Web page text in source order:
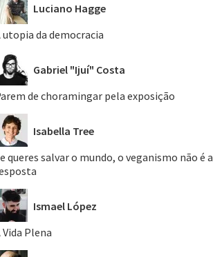
Luciano Hagge
utopia da democracia
Gabriel "Ijuí" Costa
de choramingar pela exposição
Isabella Tree
queres salvar o mundo, o veganismo não é a
Ismael López
Vida Plena